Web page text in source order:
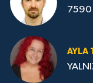
7590
AYLA